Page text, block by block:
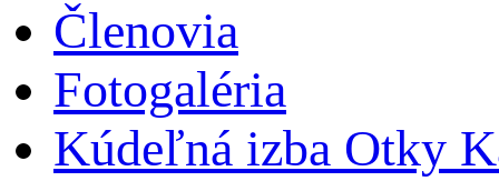
Členovia
Fotogaléria
Kúdeľná izba Otky